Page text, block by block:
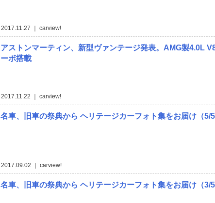
2017.11.27 ｜ carview!
アストンマーティン、新型ヴァンテージ発表。AMG製4.0L
ーボ搭載
2017.11.22 ｜ carview!
名車、旧車の祭典から ヘリテージカーフォト集をお届け（5/5
2017.09.02 ｜ carview!
名車、旧車の祭典から ヘリテージカーフォト集をお届け（3/5